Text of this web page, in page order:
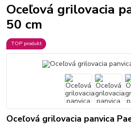
Oceľová grilovacia
50 cm
TOP produkt
Oceľová grilovacia panvica